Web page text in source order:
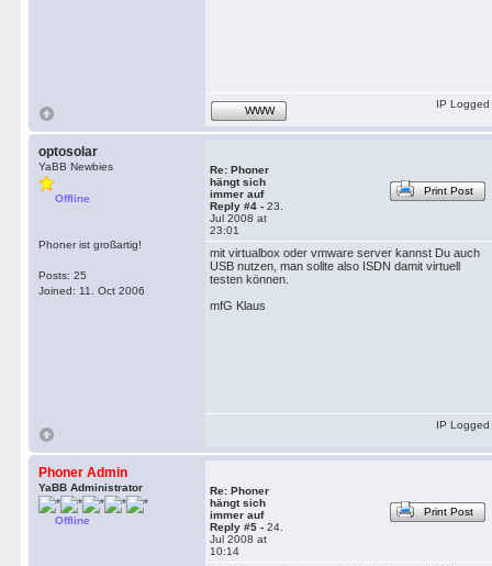
WWW
IP Logged
optosolar
YaBB Newbies
Offline
Phoner ist großartig!
Posts: 25
Joined: 11. Oct 2006
Re: Phoner
hängt sich
immer auf
Reply #4 - 23.
Jul 2008 at
23:01
Print Post
mit virtualbox oder vmware server kannst Du auch
USB nutzen, man sollte also ISDN damit virtuell
testen können.
mfG Klaus
IP Logged
Phoner Admin
YaBB Administrator
Offline
Re: Phoner
hängt sich
immer auf
Reply #5 - 24.
Jul 2008 at
10:14
Print Post